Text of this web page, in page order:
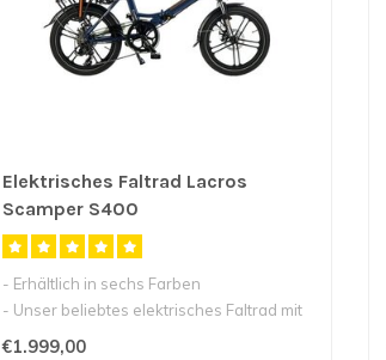
Elektrisches Faltrad Lacros
Scamper S400
- Erhältlich in sechs Farben
- Unser beliebtes elektrisches Faltrad mit
sternr..
€1.999,00